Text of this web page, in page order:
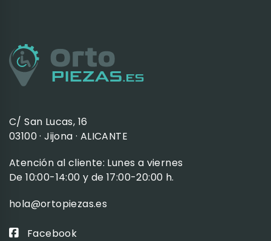
C/ San Lucas, 16
03100 · Jijona · ALICANTE
Atención al cliente: Lunes a viernes
De 10:00-14:00 y de 17:00-20:00 h.
hola@ortopiezas.es
Facebook